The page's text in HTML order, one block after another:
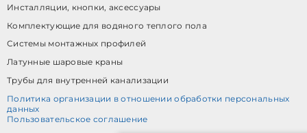
Инсталляции, кнопки, аксессуары
Комплектующие для водяного теплого пола
Системы монтажных профилей
Латунные шаровые краны
Трубы для внутренней канализации
Политика организации в отношении обработки персональных
данных
Пользовательское соглашение